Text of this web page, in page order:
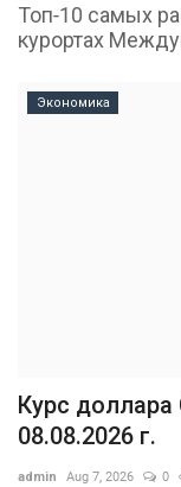
Топ-10 самых
курортах
Экономика
Курс
08.08.2026 г.
admin Aug 7, 2026 0